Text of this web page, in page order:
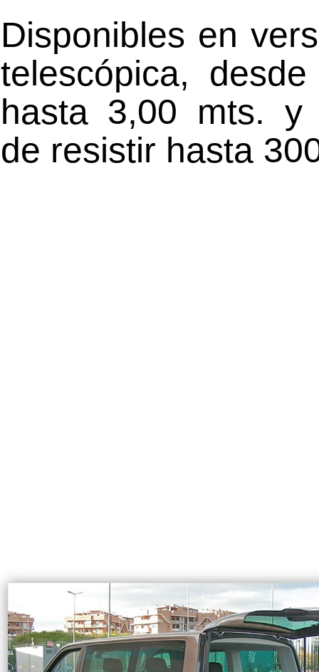
Disponibles en
telescópica,
hasta 3,00 mts. y
de resistir hasta